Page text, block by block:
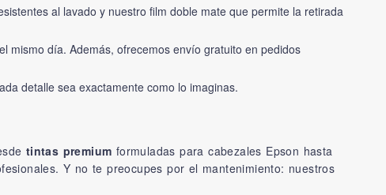
al lavado y nuestro film doble mate que permite la retirada
mismo día. Además, ofrecemos envío gratuito en pedidos
detalle sea exactamente como lo imaginas.
tintas premium formuladas para cabezales Epson hasta
Y no te preocupes por el mantenimiento: nuestros